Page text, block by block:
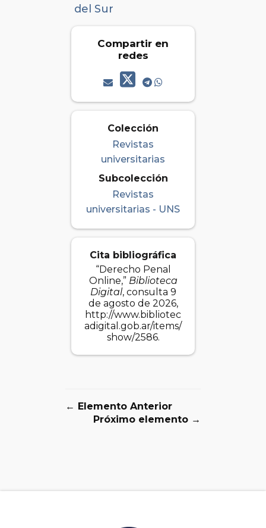
del Sur
Compartir en
redes
Colección
Revistas
universitarias
Subcolección
Revistas
universitarias - UNS
Cita bibliográfica
“Derecho Penal
Online,” Biblioteca
Digital, consulta 9
de agosto de 2026,
http://www.bibliotec
adigital.gob.ar/items/
show/2586.
← Elemento Anterior
Próximo elemento →